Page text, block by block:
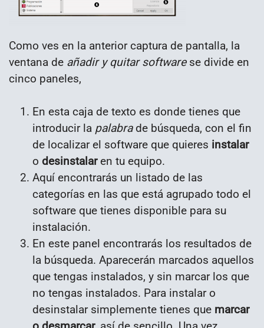
Como ves en la anterior captura de pantalla, la
ventana de añadir y quitar softwarese divide en
cinco paneles,
En esta caja de texto es donde tienes que
introducir la palabrade búsqueda, con el fin
de localizar el software que quieres instalar
o desinstalaren tu equipo.
Aquí encontrarás un listado de las
categorías en las que está agrupado todo el
software que tienes disponible para su
instalación.
En este panel encontrarás los resultados de
la búsqueda. Aparecerán marcados aquellos
que tengas instalados, y sin marcar los que
no tengas instalados. Para instalar o
desinstalar simplemente tienes que marcar